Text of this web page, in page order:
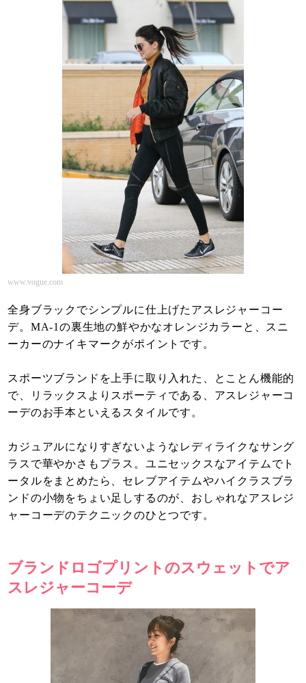
www.vogue.com
全身ブラックでシンプルに仕上げたアスレジャーコー
デ。MA-1の裏生地の鮮やかなオレンジカラーと、スニ
ーカーのナイキマークがポイントです。
スポーツブランドを上手に取り入れた、とことん機能的
で、リラックスよりスポーティである、アスレジャーコ
ーデのお手本といえるスタイルです。
カジュアルになりすぎないようなレディライクなサング
ラスで華やかさもプラス。ユニセックスなアイテムでト
ータルをまとめたら、セレブアイテムやハイクラスブラ
ンドの小物をちょい足しするのが、おしゃれなアスレジ
ャーコーデのテクニックのひとつです。
ブランドロゴプリントのスウェットでア
スレジャーコーデ